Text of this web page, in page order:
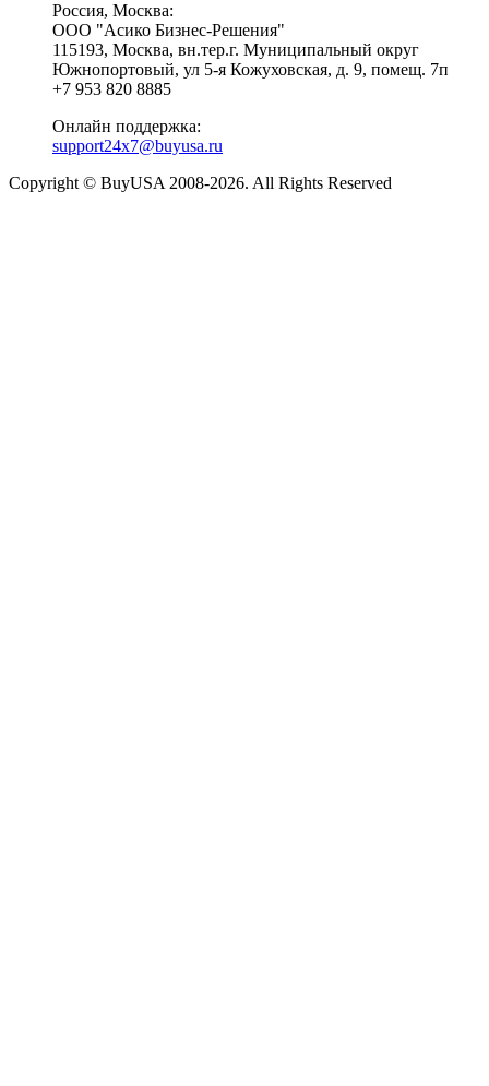
Россия, Москва:
ООО "Асико Бизнес-Решения"
115193, Москва, вн.тер.г. Муниципальный округ
Южнопортовый, ул 5-я Кожуховская, д. 9, помещ. 7п
+7 953 820 8885
Онлайн поддержка:
support24x7@buyusa.ru
Copyright © BuyUSA 2008-2026. All Rights Reserved